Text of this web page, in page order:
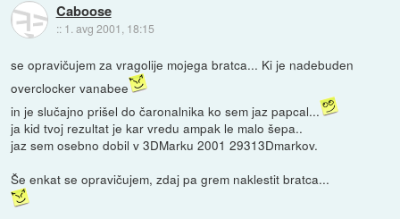
Caboose
:: 1. avg 2001, 18:15
se opravičujem za vragolije mojega bratca... Ki je nadebuden
overclocker vanabee
in je slučajno prišel do čaronalnika ko sem jaz papcal...
ja kid tvoj rezultat je kar vredu ampak le malo šepa..
jaz sem osebno dobil v 3DMarku 2001 29313Dmarkov.
Še enkat se opravičujem, zdaj pa grem naklestit bratca...